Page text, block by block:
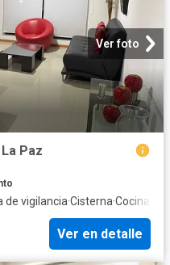
Ver foto
Paz
de vigilancia·Cisterna·Cocina
Ver en detalle